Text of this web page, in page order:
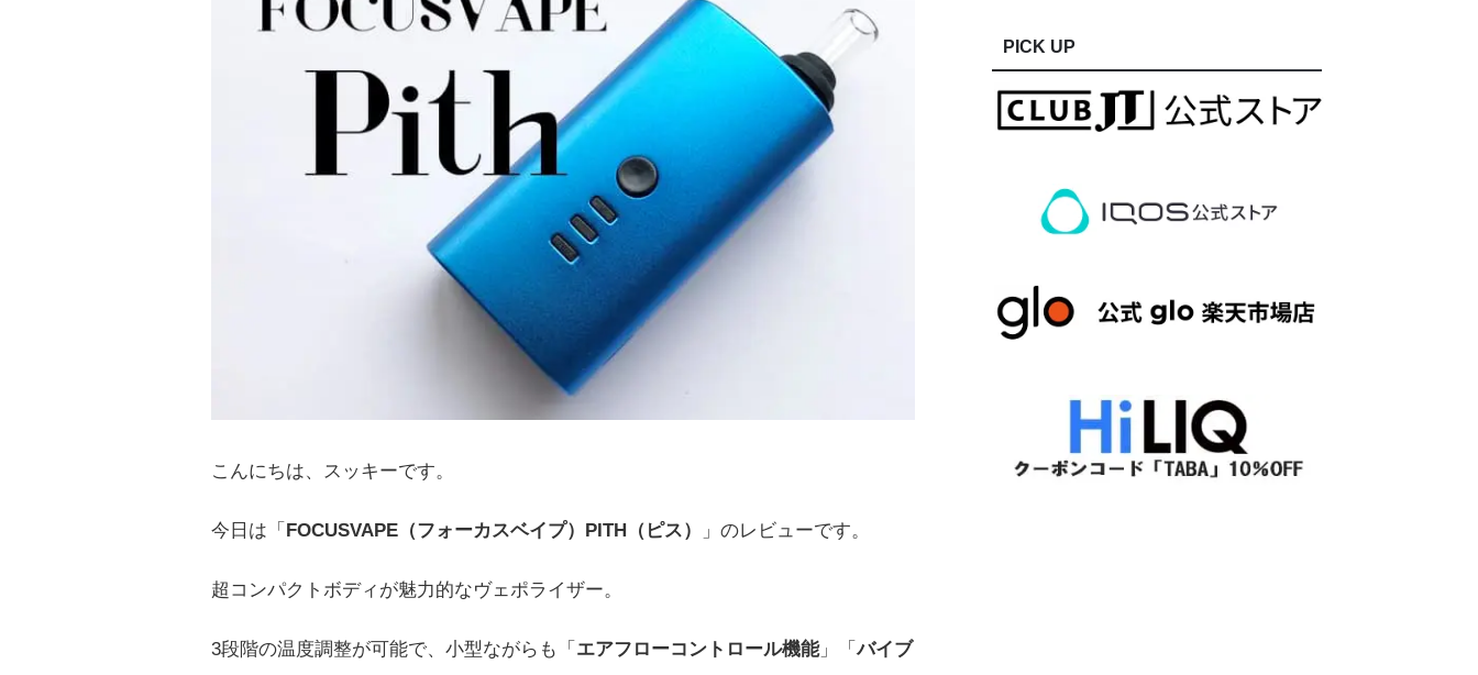
こんにちは、スッキーです。
今日は「 FOCUSVAPE（フォーカスベイプ）PITH（ピス） 」のレビューです。
超コンパクトボディが魅力的なヴェポライザー。
3段階の温度調整が可能で、小型ながらも「 エアフローコントロール機能」「バイブ
PICK UP